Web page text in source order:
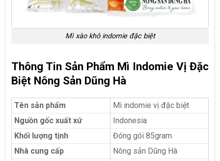
Mì xào khô indomie đặc biệt
Thông Tin Sản Phẩm Mì Indomie Vị Đặc
Biệt Nông Sản Dũng Hà
Tên sản phẩm
Mì indomie vị đặc biệt
Nguồn gốc xuất xứ
Indonesia
Khối lượng tịnh
Đóng gói 85gram
Nhà cung cấp
Nông sản Dũng Hà